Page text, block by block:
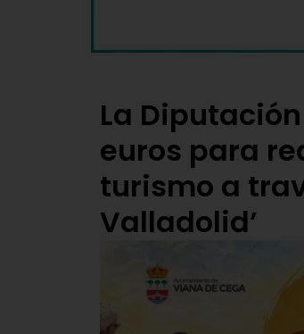
La
euros para
turismo a
Valladolid’